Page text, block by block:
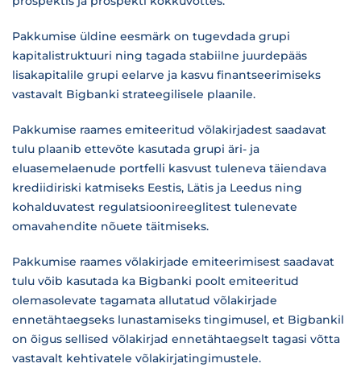
Pakkumise üldine eesmärk on tugevdada grupi
kapitalistruktuuri ning tagada stabiilne juurdepääs
lisakapitalile grupi eelarve ja kasvu finantseerimiseks
vastavalt Bigbanki strateegilisele plaanile.
Pakkumise raames emiteeritud võlakirjadest saadavat
tulu plaanib ettevõte kasutada grupi äri- ja
eluasemelaenude portfelli kasvust tuleneva täiendava
krediidiriski katmiseks Eestis, Lätis ja Leedus ning
kohalduvatest regulatsioonireeglitest tulenevate
omavahendite nõuete täitmiseks.
Pakkumise raames võlakirjade emiteerimisest saadavat
tulu võib kasutada ka Bigbanki poolt emiteeritud
olemasolevate tagamata allutatud võlakirjade
ennetähtaegseks lunastamiseks tingimusel, et Bigbankil
on õigus sellised võlakirjad ennetähtaegselt tagasi võtta
vastavalt kehtivatele võlakirjatingimustele.